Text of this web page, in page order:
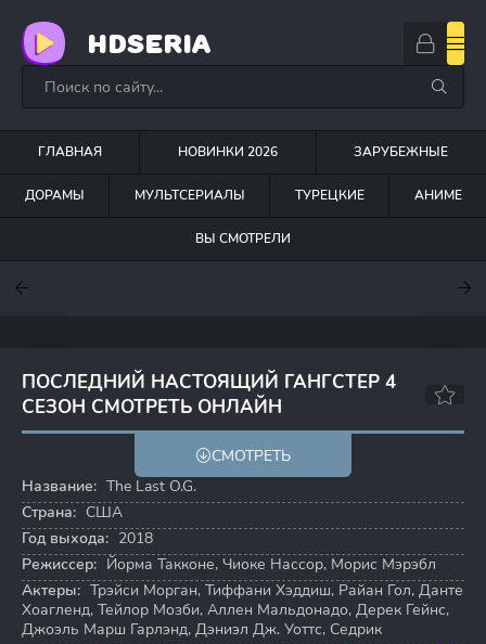
HDSERIA
ГЛАВНАЯ НОВИНКИ 2026 ЗАРУБЕЖНЫЕ
ДОРАМЫ МУЛЬТСЕРИАЛЫ ТУРЕЦКИЕ АНИМЕ
ВЫ СМОТРЕЛИ
ПОСЛЕДНИЙ НАСТОЯЩИЙ ГАНГСТЕР 4
СЕЗОН СМОТРЕТЬ ОНЛАЙН
5.9 6.9
СМОТРЕТЬ
Название: The Last O.G.
Страна: США
Год выхода: 2018
Режиссер: Йорма Такконе, Чиоке Нассор, Морис Мэрэбл
Актеры: Трэйси Морган, Тиффани Хэддиш, Райан Гол, Данте
Хоагленд, Тейлор Мозби, Аллен Мальдонадо, Дерек Гейнс,
Джоэль Марш Гарлэнд, Дэниэл Дж. Уоттс, Седрик